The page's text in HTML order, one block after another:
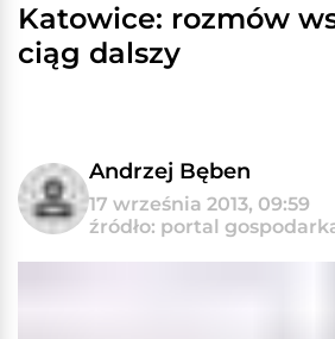
Katowice: rozmów
ciąg dalszy
Andrzej Bęben
17 września 2013, 09:59
źródło: portal